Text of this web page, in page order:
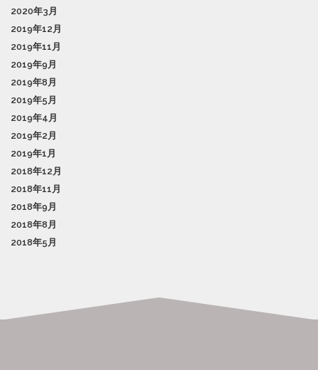
2020年3月
2019年12月
2019年11月
2019年9月
2019年8月
2019年5月
2019年4月
2019年2月
2019年1月
2018年12月
2018年11月
2018年9月
2018年8月
2018年5月